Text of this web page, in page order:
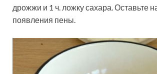
дрожжи и 1 ч. ложку сахара. Оставьте
появления пены.